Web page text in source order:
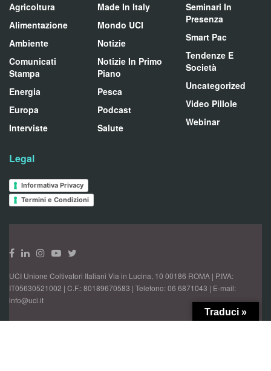
Agricoltura
Alimentazione
Ambiente
Comunicati
Stampa
Energia
Europa
Interviste
Made In Italy
Mondo UCI
Notizie
Notizie In Primo
Piano
Pesca
Podcast
Salute
Seminari In
Presenza
Smart Pac
Tendenze E
Società
Uncategorized
Video Pillole
Webinar
Legal
Informativa Privacy
Termini e Condizioni
UCI Unione Coltivatori Italiani Via in Lucina, 10 00186 ROMA | P.IVA:
IT05630521002 | C.F.: 80189670583 | Telefono: 06 6871043 | E-mail:
info@uci.it
Traduci »